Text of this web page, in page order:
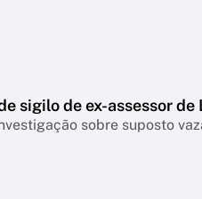
sigilo de ex-assessor de
sobre suposto